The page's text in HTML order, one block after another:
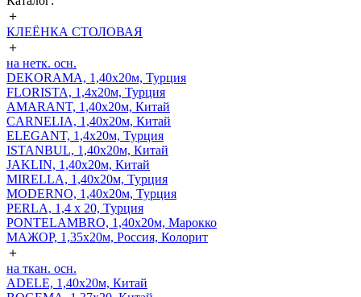
＋
КЛЕЁНКА СТОЛОВАЯ
＋
на нетк. осн.
DEKORAMA, 1,40х20м, Турция
FLORISTA, 1,4х20м, Турция
AMARANT, 1,40х20м, Китай
CARNELIA, 1,40х20м, Китай
ELEGANT, 1,4х20м, Турция
ISTANBUL, 1,40х20м, Китай
JAKLIN, 1,40х20м, Китай
MIRELLA, 1,40х20м, Турция
MODERNO, 1,40х20м, Турция
PERLA, 1,4 х 20, Турция
PONTELAMBRO, 1,40х20м, Марокко
МАЖОР, 1,35х20м, Россия, Колорит
＋
на ткан. осн.
ADELE, 1,40х20м, Китай